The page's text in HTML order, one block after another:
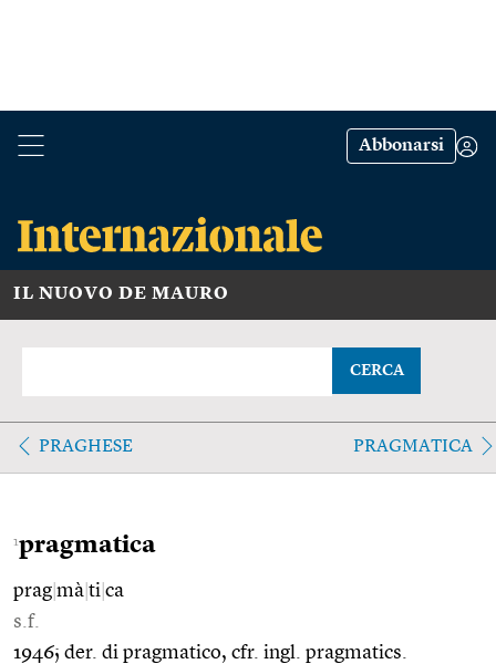
Abbonarsi
IL NUOVO DE MAURO
CERCA
PRAGHESE PRAGMATICA
1pragmatica
prag mà ti ca
s.f.
1946; der. di pragmatico, cfr. ingl. pragmatics.